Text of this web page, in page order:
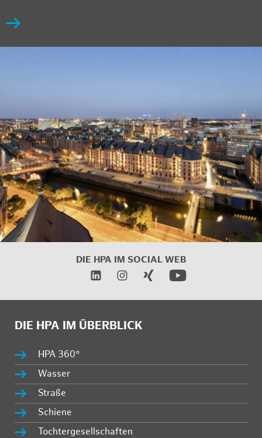
DIE HPA IM SOCIAL WEB
DIE HPA IM ÜBERBLICK
HPA 360°
Wasser
Straße
Schiene
Tochtergesellschaften